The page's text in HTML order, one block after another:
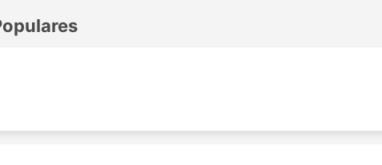
e classe de ônibus.
And Travels
da Patil Tours And Travels incluem: